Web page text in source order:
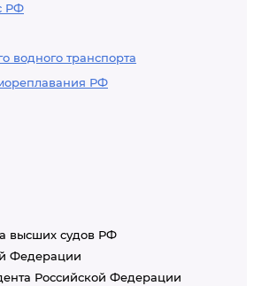
РФ
водного транспорта
РФ
высших судов РФ
Федерации
Российской Федерации